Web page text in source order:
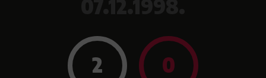
2 0